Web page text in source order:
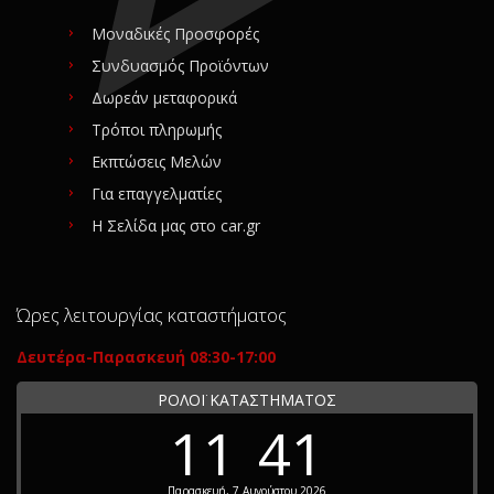
Μοναδικές Προσφορές
Συνδυασμός Προϊόντων
Δωρεάν μεταφορικά
Τρόποι πληρωμής
Εκπτώσεις Μελών
Για επαγγελματίες
Η Σελίδα μας στο car.gr
Ώρες λειτουργίας καταστήματος
Δευτέρα-Παρασκευή 08:30-17:00
ΡΟΛΟΪ ΚΑΤΑΣΤΗΜΑΤΟΣ
11 41